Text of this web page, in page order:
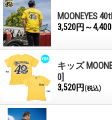
MOONEYES
3,520円～
キッズ
0]
3,520円 (税込)